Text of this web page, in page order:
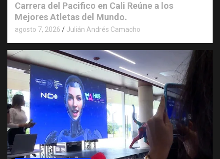
Carrera del Pacifico en Cali Reúne a los
Mejores Atletas del Mundo.
agosto 7, 2026 Julián Andrés Camacho